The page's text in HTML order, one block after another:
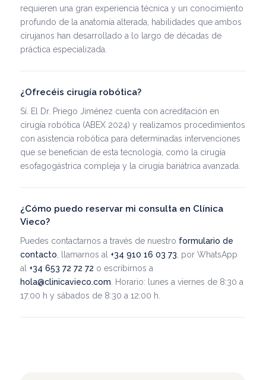
requieren una gran experiencia técnica y un conocimiento
profundo de la anatomía alterada, habilidades que ambos
cirujanos han desarrollado a lo largo de décadas de
práctica especializada.
¿Ofrecéis cirugía robótica?
Sí. El Dr. Priego Jiménez cuenta con acreditación en
cirugía robótica (ABEX 2024) y realizamos procedimientos
con asistencia robótica para determinadas intervenciones
que se benefician de esta tecnología, como la cirugía
esofagogástrica compleja y la cirugía bariátrica avanzada.
¿Cómo puedo reservar mi consulta en Clínica
Vieco?
Puedes contactarnos a través de nuestro formulario de
contacto , llamarnos al +34 910 16 03 73 , por WhatsApp
al +34 653 72 72 72 o escribirnos a
hola@clinicavieco.com . Horario: lunes a viernes de 8:30 a
17:00 h y sábados de 8:30 a 12:00 h.